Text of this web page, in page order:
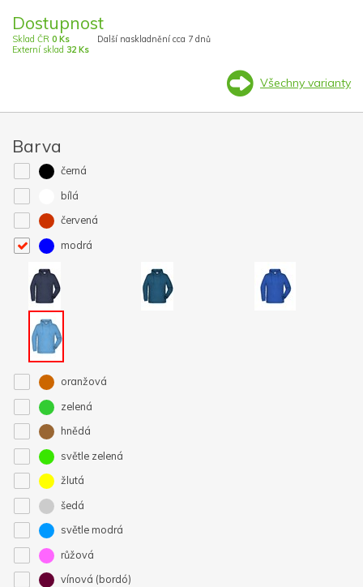
Dostupnost
Sklad ČR 0 Ks
Externí sklad 32 Ks
Další naskladnění cca 7 dnů
Všechny varianty
Barva
černá
bílá
červená
modrá
oranžová
zelená
hnědá
světle zelená
žlutá
šedá
světle modrá
růžová
vínová (bordó)